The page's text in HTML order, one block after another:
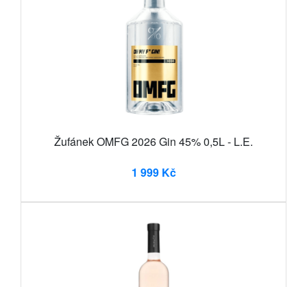
Žufánek OMFG 2026 Gin 45% 0,5L - L.E.
1 999 Kč